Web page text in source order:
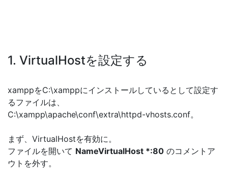
1. VirtualHostを設定する
xamppをC:\xamppにインストールしているとして設定す
るファイルは、
C:\xampp\apache\conf\extra\httpd-vhosts.conf。
まず、VirtualHostを有効に。
ファイルを開いて NameVirtualHost *:80 のコメントア
ウトを外す。